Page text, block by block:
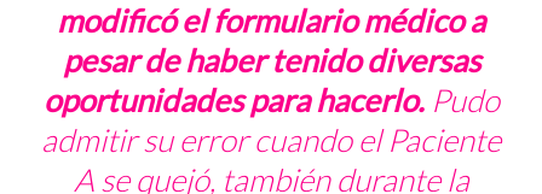
modificó el formulario médico a
pesar de haber tenido diversas
oportunidades para hacerlo.Pudo
admitir su error cuando el Paciente
A se quejó, también durante la